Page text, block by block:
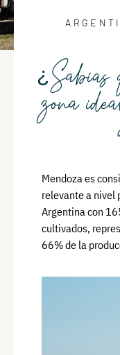
¿Sabías
zona
Mendoza es
relevante a nivel
Argentina con
cultivados,
66% de la